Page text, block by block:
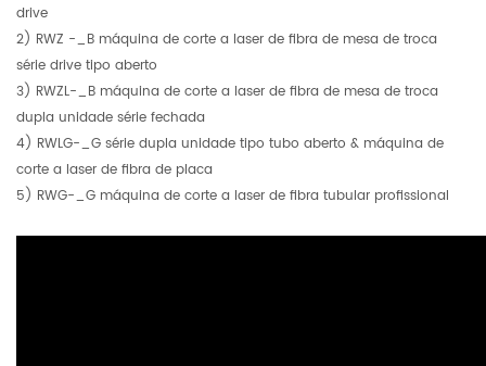
drive
2) RWZ -_B máquina de corte a laser de fibra de mesa de troca
série drive tipo aberto
3) RWZL-_B máquina de corte a laser de fibra de mesa de troca
dupla unidade série fechada
4) RWLG-_G série dupla unidade tipo tubo aberto & máquina de
corte a laser de fibra de placa
5) RWG-_G máquina de corte a laser de fibra tubular profissional